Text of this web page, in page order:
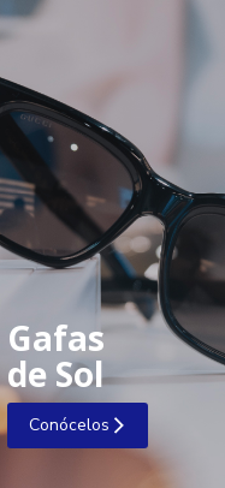
Gafas
de Sol
Conócelos